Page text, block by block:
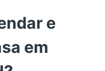
e
em